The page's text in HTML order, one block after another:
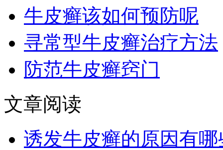
牛皮癣该如何预防呢
寻常型牛皮癣治疗方法
防范牛皮癣窍门
文章阅读
诱发牛皮癣的原因有哪